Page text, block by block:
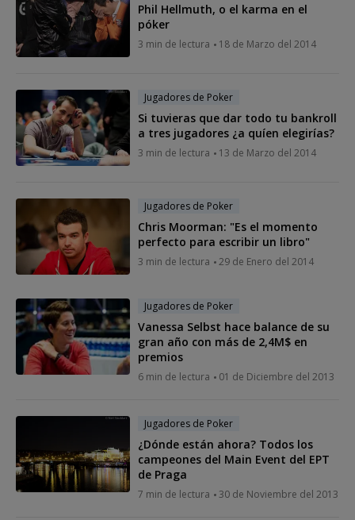
Phil Hellmuth, o el karma en el
póker
3 min de lectura 18 de Marzo del 2014
Jugadores de Poker
Si tuvieras que dar todo tu bankroll
a tres jugadores ¿a quíen elegirías?
3 min de lectura 13 de Marzo del 2014
Jugadores de Poker
Chris Moorman: "Es el momento
perfecto para escribir un libro"
3 min de lectura 29 de Enero del 2014
Jugadores de Poker
Vanessa Selbst hace balance de su
gran año con más de 2,4M$ en
premios
6 min de lectura 01 de Diciembre del 2013
Jugadores de Poker
¿Dónde están ahora? Todos los
campeones del Main Event del EPT
de Praga
7 min de lectura 30 de Noviembre del 2013